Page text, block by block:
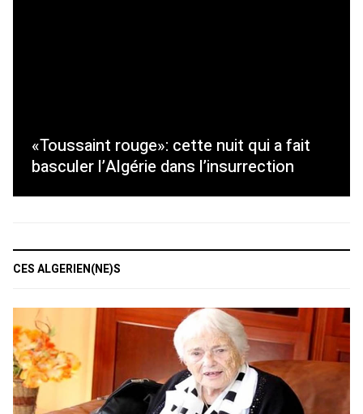
«Toussaint rouge»: cette nuit qui a fait
basculer l’Algérie dans l’insurrection
CES ALGERIEN(NE)S